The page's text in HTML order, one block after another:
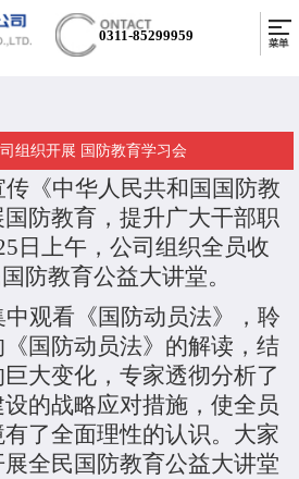
0311-85299959
组织开展 国防教育学习会
《中华人民共和国国防教
防教育，提升广大干部职
日上午，公司组织全员收
防教育公益大讲堂。
观看 《国防动员法》，聆
国防动员法》的解读，结
大变化，专家透彻分析了
的战略应对措施，使全员
了全面理性的认识。 大家
全民国防教育公益大讲堂